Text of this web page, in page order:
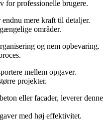
for professionelle brugere.
mere kraft til detaljer.
områder.
og nem opbevaring.
mellem opgaver.
projekter.
eller facader, leverer denne
med høj effektivitet.